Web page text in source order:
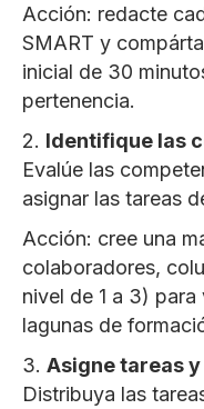
Acción: redacte
SMART y
inicial de 30
pertenencia.
2. Identifique las
Evalúe las
asignar las tareas
Acción: cree una
colaboradores,
nivel de 1 a 3)
lagunas de
3. Asigne tareas
Distribuya las